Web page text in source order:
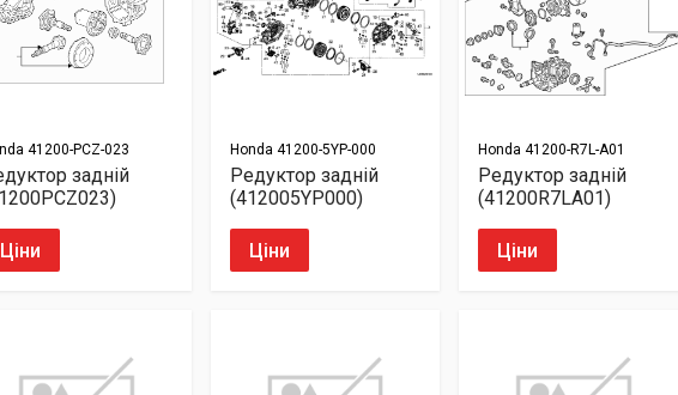
41200-PCZ-023
задній
Ціни
Honda 41200-5YP-000
Редуктор задній
(412005YP000)
Ціни
Honda 41200-R7L-A01
Редуктор задній
(41200R7LA01)
Ціни